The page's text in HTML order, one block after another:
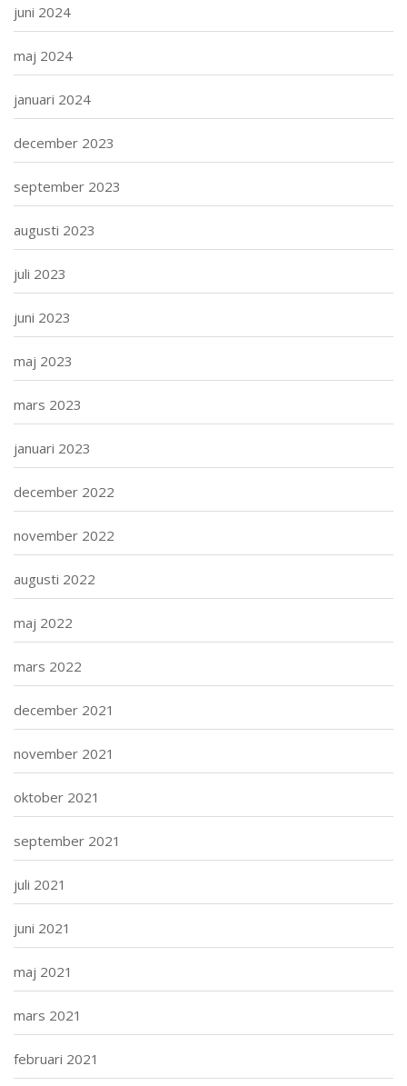
juni 2024
maj 2024
januari 2024
december 2023
september 2023
augusti 2023
juli 2023
juni 2023
maj 2023
mars 2023
januari 2023
december 2022
november 2022
augusti 2022
maj 2022
mars 2022
december 2021
november 2021
oktober 2021
september 2021
juli 2021
juni 2021
maj 2021
mars 2021
februari 2021